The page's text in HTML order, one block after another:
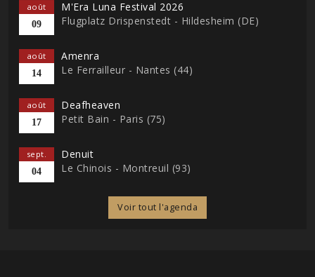
août
09
M'Era Luna Festival 2026
Flugplatz Drispenstedt - Hildesheim (DE)
août
14
Amenra
Le Ferrailleur - Nantes (44)
août
17
Deafheaven
Petit Bain - Paris (75)
sept.
04
Denuit
Le Chinois - Montreuil (93)
Voir tout l'agenda